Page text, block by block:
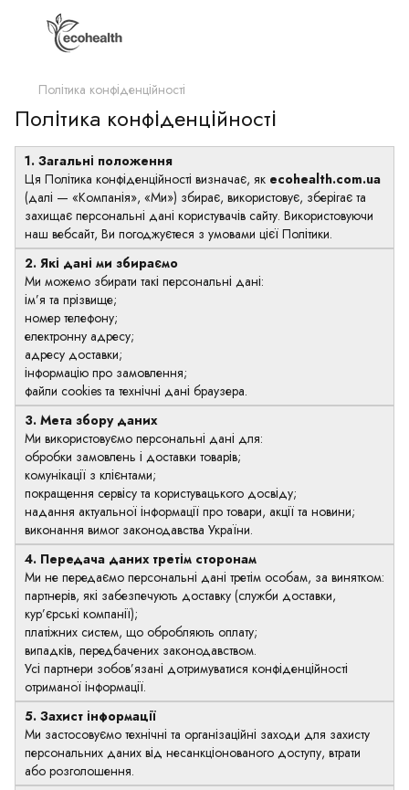
Політика конфіденційності
Політика конфіденційності
1. Загальні положення
Ця Політика конфіденційності визначає, як ecohealth.com.ua
(далі — «Компанія», «Ми») збирає, використовує, зберігає та
захищає персональні дані користувачів сайту. Використовуючи
наш вебсайт, Ви погоджуєтеся з умовами цієї Політики.
2. Які дані ми збираємо
Ми можемо збирати такі персональні дані:
ім’я та прізвище;
номер телефону;
електронну адресу;
адресу доставки;
інформацію про замовлення;
файли cookies та технічні дані браузера.
3. Мета збору даних
Ми використовуємо персональні дані для:
обробки замовлень і доставки товарів;
комунікації з клієнтами;
покращення сервісу та користувацького досвіду;
надання актуальної інформації про товари, акції та новини;
виконання вимог законодавства України.
4. Передача даних третім сторонам
Ми не передаємо персональні дані третім особам, за винятком:
партнерів, які забезпечують доставку (служби доставки,
кур’єрські компанії);
платіжних систем, що обробляють оплату;
випадків, передбачених законодавством.
Усі партнери зобов’язані дотримуватися конфіденційності
отриманої інформації.
5. Захист інформації
Ми застосовуємо технічні та організаційні заходи для захисту
персональних даних від несанкціонованого доступу, втрати
або розголошення.